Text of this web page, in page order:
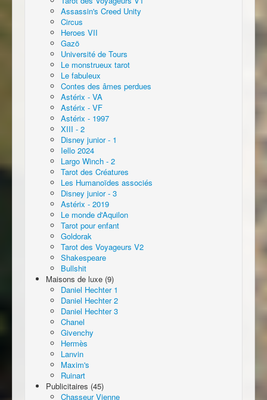
Assassin's Creed Unity
Circus
Heroes VII
Gazö
Université de Tours
Le monstrueux tarot
Le fabuleux
Contes des âmes perdues
Astérix - VA
Astérix - VF
Astérix - 1997
XIII - 2
Disney junior - 1
Iello 2024
Largo Winch - 2
Tarot des Créatures
Les Humanoïdes associés
Disney junior - 3
Astérix - 2019
Le monde d'Aquilon
Tarot pour enfant
Goldorak
Tarot des Voyageurs V2
Shakespeare
Bullshit
Maisons de luxe (9)
Daniel Hechter 1
Daniel Hechter 2
Daniel Hechter 3
Chanel
Givenchy
Hermès
Lanvin
Maxim's
Ruinart
Publicitaires (45)
Chasseur Vienne